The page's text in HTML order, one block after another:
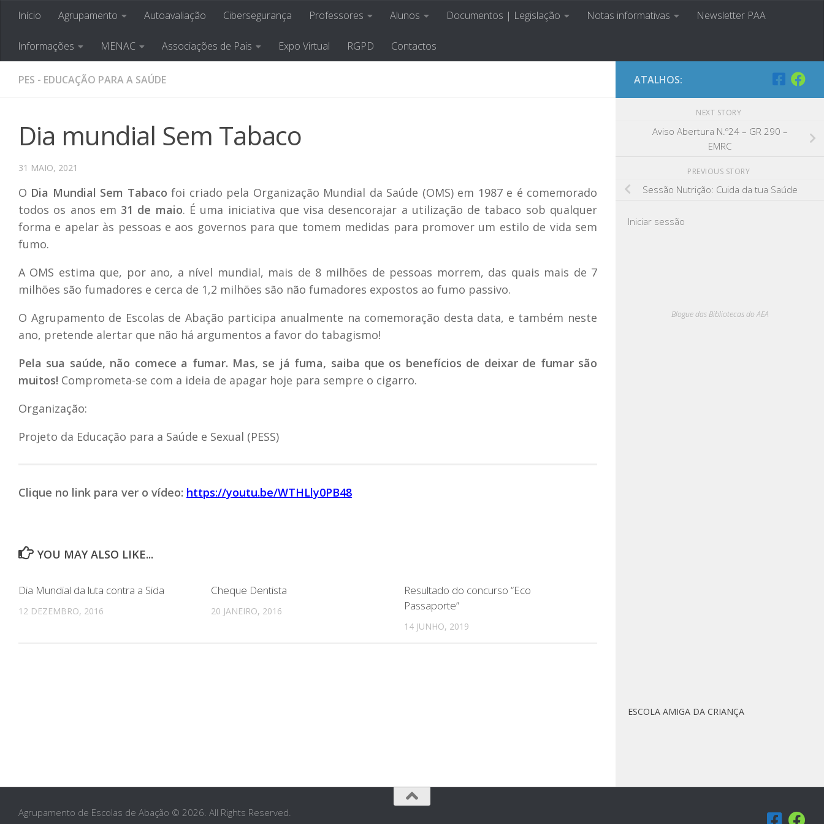
Skip to content
Agrupamento de Escolas de Abação
Início Agrupamento Autoavaliação Cibersegurança Professores Alunos Documentos | Legislação Notas informativas Newsletter PAA
Informações MENAC Associações de Pais Expo Virtual RGPD Contactos
PES - EDUCAÇÃO PARA A SAÚDE
Dia mundial Sem Tabaco
31 MAIO, 2021
O Dia Mundial Sem Tabaco foi criado pela Organização Mundial da Saúde (OMS) em 1987 e é comemorado
todos os anos em 31 de maio. É uma iniciativa que visa desencorajar a utilização de tabaco sob qualquer
forma e apelar às pessoas e aos governos para que tomem medidas para promover um estilo de vida sem
fumo.
A OMS estima que, por ano, a nível mundial, mais de 8 milhões de pessoas morrem, das quais mais de 7
milhões são fumadores e cerca de 1,2 milhões são não fumadores expostos ao fumo passivo.
O Agrupamento de Escolas de Abação participa anualmente na comemoração desta data, e também neste
ano, pretende alertar que não há argumentos a favor do tabagismo!
Pela sua saúde, não comece a fumar. Mas, se já fuma, saiba que os benefícios de deixar de fumar são
muitos! Comprometa-se com a ideia de apagar hoje para sempre o cigarro.
Organização:
Projeto da Educação para a Saúde e Sexual (PESS)
Clique no link para ver o vídeo: https://youtu.be/WTHLly0PB48
YOU MAY ALSO LIKE...
Dia Mundial da luta contra a Sida
12 DEZEMBRO, 2016
Cheque Dentista
20 JANEIRO, 2016
Resultado do concurso “Eco
Passaporte”
14 JUNHO, 2019
ATALHOS:
NEXT STORY
Aviso Abertura N.º24 – GR 290 –
EMRC
PREVIOUS STORY
Sessão Nutrição: Cuida da tua Saúde
Iniciar sessão
Blogue das Bibliotecas do AEA
ESCOLA AMIGA DA CRIANÇA
Agrupamento de Escolas de Abação © 2026. All Rights Reserved.